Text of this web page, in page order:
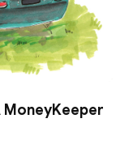
MoneyKeeper